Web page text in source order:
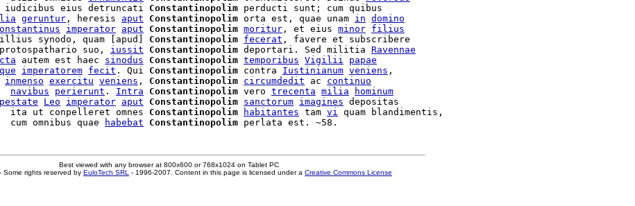
eius detruncati Constantinopolim perducti sunt; cum quibus
geruntur , heresis aput Constantinopolim orta est, quae unam in domino
imperator aput Constantinopolim moritur , et eius minor filius
synodo, quam [apud] Constantinopolim fecerat , favere et subscribere
suo, iussit Constantinopolim deportari. Sed militia Ravennae
autem est haec sinodus Constantinopolim temporibus Vigilii
papae
imperatorem fecit . Qui Constantinopolim contra Iustinianum veniens ,
inmenso exercitu veniens , Constantinopolim circumdedit ac continuo
navibus perierunt . Intra Constantinopolim vero trecenta milia
hominum
Leo imperator aput Constantinopolim sanctorum imagines depositas
ut conpelleret omnes Constantinopolim habitantes tam vi quam blandimentis,
omnibus quae habebat Constantinopolim
Best viewed with any browser at 800x600 or 768x1024 on Tablet PC
Some rights reserved by EuloTech SRL - 1996-2007. Content in this page is licensed under a Creative Commons License